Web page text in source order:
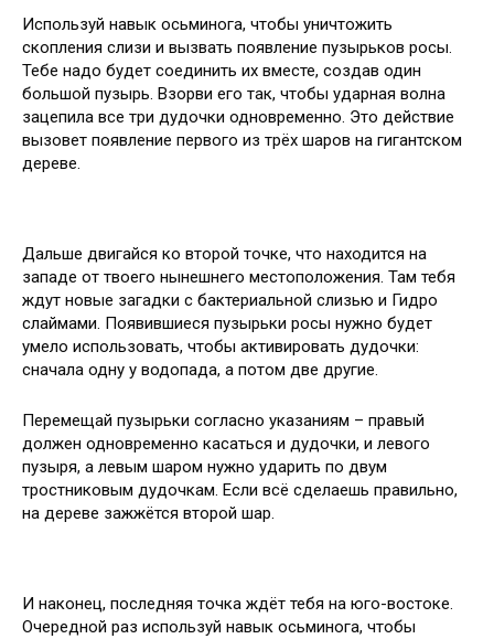
Используй навык осьминога, чтобы уничтожить
скопления слизи и вызвать появление пузырьков росы.
Тебе надо будет соединить их вместе, создав один
большой пузырь. Взорви его так, чтобы ударная волна
зацепила все три дудочки одновременно. Это действие
вызовет появление первого из трёх шаров на гигантском
дереве.
Дальше двигайся ко второй точке, что находится на
западе от твоего нынешнего местоположения. Там тебя
ждут новые загадки с бактериальной слизью и Гидро
слаймами. Появившиеся пузырьки росы нужно будет
умело использовать, чтобы активировать дудочки:
сначала одну у водопада, а потом две другие.
Перемещай пузырьки согласно указаниям – правый
должен одновременно касаться и дудочки, и левого
пузыря, а левым шаром нужно ударить по двум
тростниковым дудочкам. Если всё сделаешь правильно,
на дереве зажжётся второй шар.
И наконец, последняя точка ждёт тебя на юго-востоке.
Очередной раз используй навык осьминога, чтобы